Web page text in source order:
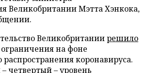
Великобритании Мэтта Хэнкока,
Великобританиирешило
на фоне
распространения коронавируса.
четвертый – уровень